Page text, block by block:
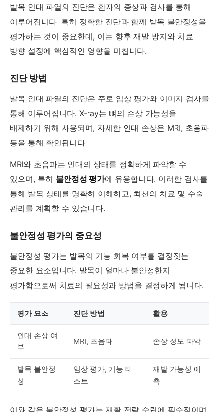
발목 인대 파열의 진단은 환자의 증상과 검사를 통해
이루어집니다. 특히 정확한 진단과 함께 발목 불안정성을
평가하는 것이 중요한데, 이는 향후 재발 방지와 치료
방향 설정에 핵심적인 영향을 미칩니다.
진단 방법
발목 인대 파열의 진단은 주로 임상 평가와 이미지 검사를
통해 이루어집니다. X-ray는 뼈의 손상 가능성을
배제하기 위해 사용되며, 자세한 인대 손상은 MRI, 초음파
등을 통해 확인됩니다.
MRI와 초음파는 인대의 상태를 정확하게 파악할 수
있으며, 특히 불안정성 평가에 유용합니다. 이러한 검사를
통해 발목 상태를 명확히 이해하고, 최선의 치료 및 수술
관리를 계획할 수 있습니다.
불안정성 평가의 중요성
불안정성 평가는 발목의 기능 회복 여부를 결정짓는
중요한 요소입니다. 발목이 얼마나 불안정한지
평가함으로써 치료의 필요성과 방법을 결정하게 됩니다.
평가 요소 진단 방법 활용
인대 손상 여
부
MRI, 초음파 손상 정도 파악
발목 불안정
성
임상 평가, 기능 테
스트
재발 가능성 예
측
이와 같은 불안정성 평가는 재활 전략 수립에 필수적이며,